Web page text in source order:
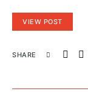
VIEW POST
SHARE